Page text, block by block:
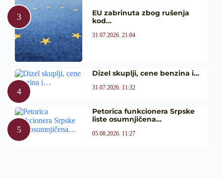
EU zabrinuta zbog rušenja
kod…
31.07.2026. 21:04
Dizel skuplji, cene benzina i…
31.07.2026. 11:32
Petorica funkcionera Srpske
liste osumnjičena…
05.08.2026. 11:27